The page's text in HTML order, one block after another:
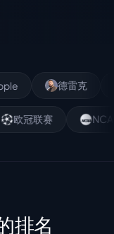
德雷克
欧冠联赛
排名